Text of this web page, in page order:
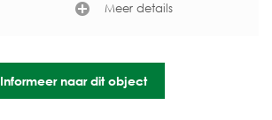
Meer details
Informeer naar dit object